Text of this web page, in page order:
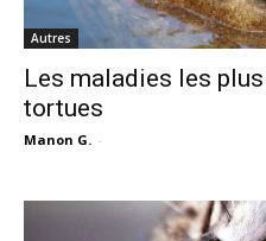
Autres
Les maladies les
tortues
Manon G. -